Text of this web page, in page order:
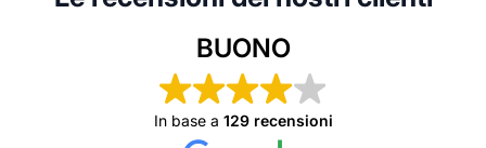
BUONO
In base a 129 recensioni